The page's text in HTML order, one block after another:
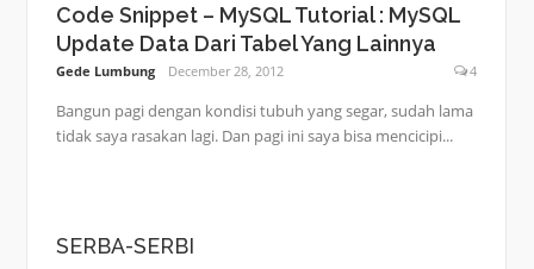
Code Snippet – MySQL Tutorial : MySQL
Update Data Dari Tabel Yang Lainnya
Gede Lumbung December 28, 2012 4
Bangun pagi dengan kondisi tubuh yang segar, sudah lama
tidak saya rasakan lagi. Dan pagi ini saya bisa mencicipi...
SERBA-SERBI